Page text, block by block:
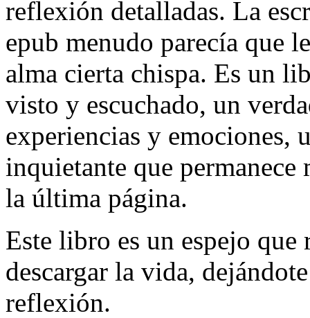
reflexión detalladas. La
epub menudo parecía que
alma cierta chispa. Es un
visto y escuchado, un
experiencias y emociones,
inquietante que permanece
la última página.
Este libro es un espejo
descargar la vida,
reflexión.